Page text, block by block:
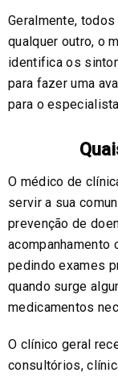
Geralmente,
qualquer outro, o
identifica os
para fazer uma
para o
O médico de
servir a sua
prevenção de
acompanhamento
pedindo exames
quando surge
medicamentos
O clínico geral
consultórios,